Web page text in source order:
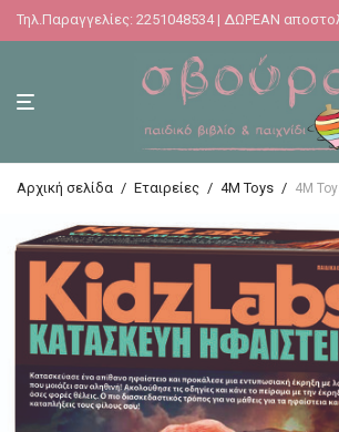
Τηλ.Παραγγελίες: 2251048534 | ΔΩΡΕΑΝ
Αρχική σελίδα / Εταιρείες / 4M Toys / 4M Toys –